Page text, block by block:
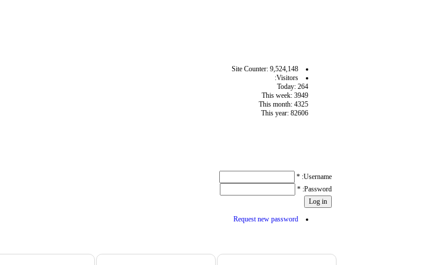
Site Counter: 9,524,148
Visitors:
Today: 264
This week: 3949
This month: 4325
This year: 82606
Username:
*
Password:
*
Request new password